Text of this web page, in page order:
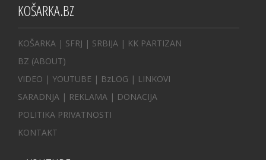
KOŠARKA.BZ
KOŠARKA | SFRJ | SRBIJA | KK PARTIZAN
BZ (ABOUT)
VIDEO | YOUTUBE | BzLOG | LINKOVI
SARADNJA | REKLAMA | DONACIJA
POLITIKA PRIVATNOSTI
KONTAKT